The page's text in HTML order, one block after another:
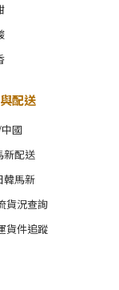
配送
國
新配送
韓馬新
貨況查詢
貨件追蹤